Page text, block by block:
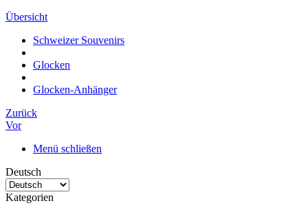
Übersicht
Schweizer Souvenirs
Glocken
Glocken-Anhänger
Zurück
Vor
Menü schließen
Deutsch
Kategorien